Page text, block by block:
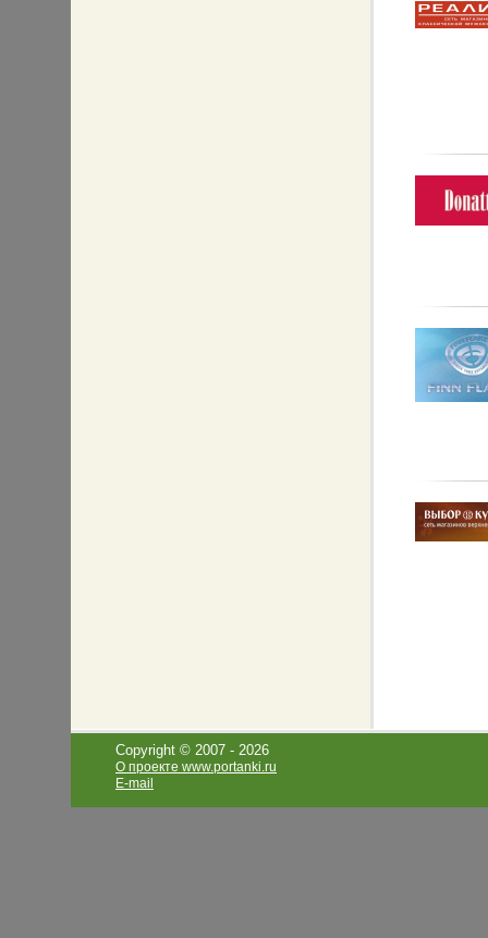
Copyright © 2007 - 2026
О проекте www.portanki.ru
E-mail